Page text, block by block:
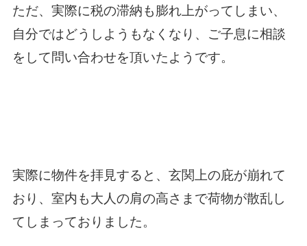
ただ、実際に税の滞納も膨れ上がってしまい、
自分ではどうしようもなくなり、ご子息に相談
をして問い合わせを頂いたようです。
実際に物件を拝見すると、玄関上の庇が崩れて
おり、室内も大人の肩の高さまで荷物が散乱し
てしまっておりました。